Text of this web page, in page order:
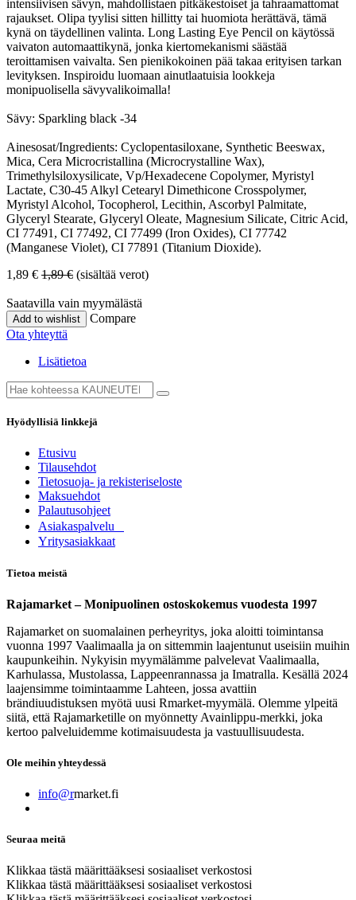
intensiivisen sävyn, mahdollistaen pitkäkestoiset ja tahraamattomat
rajaukset. Olipa tyylisi sitten hillitty tai huomiota herättävä, tämä
kynä on täydellinen valinta. Long Lasting Eye Pencil on käytössä
vaivaton automaattikynä, jonka kiertomekanismi säästää
teroittamisen vaivalta. Sen pienikokoinen pää takaa erityisen tarkan
levityksen. Inspiroidu luomaan ainutlaatuisia lookkeja
monipuolisella sävyvalikoimalla!
Sävy: Sparkling black -34
Ainesosat/Ingredients: Cyclopentasiloxane, Synthetic Beeswax,
Mica, Cera Microcristallina (Microcrystalline Wax),
Trimethylsiloxysilicate, Vp/Hexadecene Copolymer, Myristyl
Lactate, C30-45 Alkyl Cetearyl Dimethicone Crosspolymer,
Myristyl Alcohol, Tocopherol, Lecithin, Ascorbyl Palmitate,
Glyceryl Stearate, Glyceryl Oleate, Magnesium Silicate, Citric Acid,
CI 77491, CI 77492, CI 77499 (Iron Oxides), CI 77742
(Manganese Violet), CI 77891 (Titanium Dioxide).
1,89 € 1,89€ (sisältää verot)
Saatavilla vain myymälästä
Add to wishlist
Compare
Ota yhteyttä
Lisätietoa
Hyödyllisiä linkkejä
Etusivu
Tilausehdot
Tietosuoja- ja rekisteriseloste
Maksuehdot
Palautusohjeet
Asia​k​aspalvelu
​Yritysasiakkaat
Tietoa meistä
Rajamarket – Monipuolinen ostoskokemus vuodesta 1997
Rajamarket on suomalainen perheyritys, joka aloitti toimintansa
vuonna 1997 Vaalimaalla ja on sittemmin laajentunut useisiin muihin
kaupunkeihin. Nykyisin myymälämme palvelevat Vaalimaalla,
Karhulassa, Mustolassa, Lappeenrannassa ja Imatralla. Kesällä 2024
laajensimme toimintaamme Lahteen, jossa avattiin
brändiuudistuksen myötä uusi Rmarket-myymälä. Olemme ylpeitä
siitä, että Rajamarketille on myönnetty Avainlippu-merkki, joka
kertoo palveluidemme kotimaisuudesta ja vastuullisuudesta.
Ole meihin yhteydessä
info@rmarket.fi
Seuraa meitä
Klikkaa tästä määrittääksesi sosiaaliset verkostosi
Klikkaa tästä määrittääksesi sosiaaliset verkostosi